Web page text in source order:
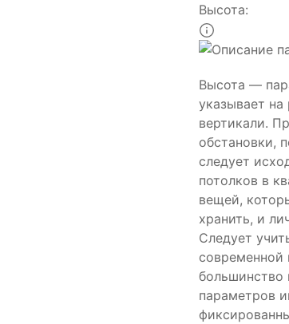
Высота:
Высота —
указывает
вертикали.
обстановки,
следует
потолков в
вещей,
хранить, и
Следует
большинство
параметров